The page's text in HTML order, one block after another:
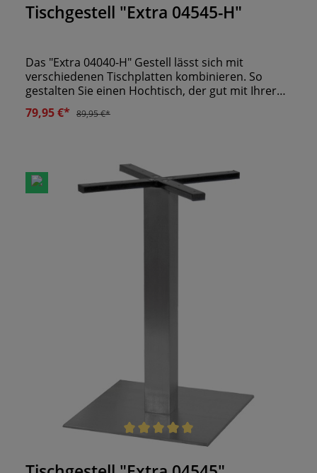
Tischgestell "Extra 04545-H"
Das "Extra 04040-H" Gestell lässt sich mit
verschiedenen Tischplatten kombinieren. So
gestalten Sie einen Hochtisch, der gut mit Ihrer
Hochbank harmoniert. Die eckige Bodenplatte
aus Gusseisen hält die stählerne Mittelsäule des
modern. Für Tischplatten geeignet:- ø 60 cm- ø 70
cm- 60x60 cm- 70x70 cm- 80x80 cm
79,95 €* 89,95 €*
Durchschnittliche Bewertung von 5 von 5 Sternen